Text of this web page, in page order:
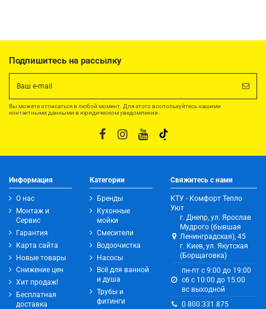
Подпишитесь на рассылку
Вы можете отписаться в любой момент. Для этого воспользуйтесь нашими
контактными данными в юридическом уведомлении.
Информация
О нас
Монтаж и
Сервис
Гарантия
Карта сайта
Новые товары
Снижение цен
Хит продаж!
Бесплатная
доставка
Категории
Бренды
Кухонные
мойки
Смесители
Водоочистка
Насосы
Всё для ванной
и душа
Трубы и
фитинги
Свяжитесь с нами
КТУ - Комфорт Тепло
Уют
г. Днепр, ул. Ярослав
Мудрого (бывшая
Ленинградская), 45
г. Киев, ул. Якутская
(Борщаговка)
пн-пт с 9:00 до 19:00
сб с 10:00 до 15:00
вс выходной
0 800 331 875